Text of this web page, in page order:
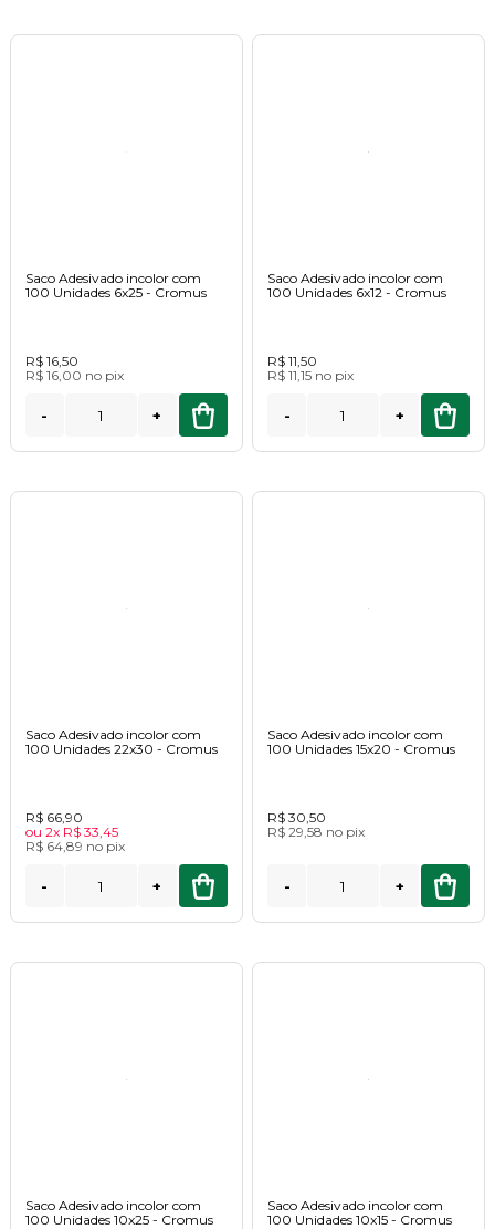
Saco Adesivado incolor com
100 Unidades 6x25 - Cromus
R$ 16,50
R$ 16,00 no pix
- +
Saco Adesivado incolor com
100 Unidades 6x12 - Cromus
R$ 11,50
R$ 11,15 no pix
- +
Saco Adesivado incolor com
100 Unidades 22x30 - Cromus
R$ 66,90
ou 2x R$ 33,45
R$ 64,89 no pix
- +
Saco Adesivado incolor com
100 Unidades 15x20 - Cromus
R$ 30,50
R$ 29,58 no pix
- +
Saco Adesivado incolor com
100 Unidades 10x25 - Cromus
Saco Adesivado incolor com
100 Unidades 10x15 - Cromus